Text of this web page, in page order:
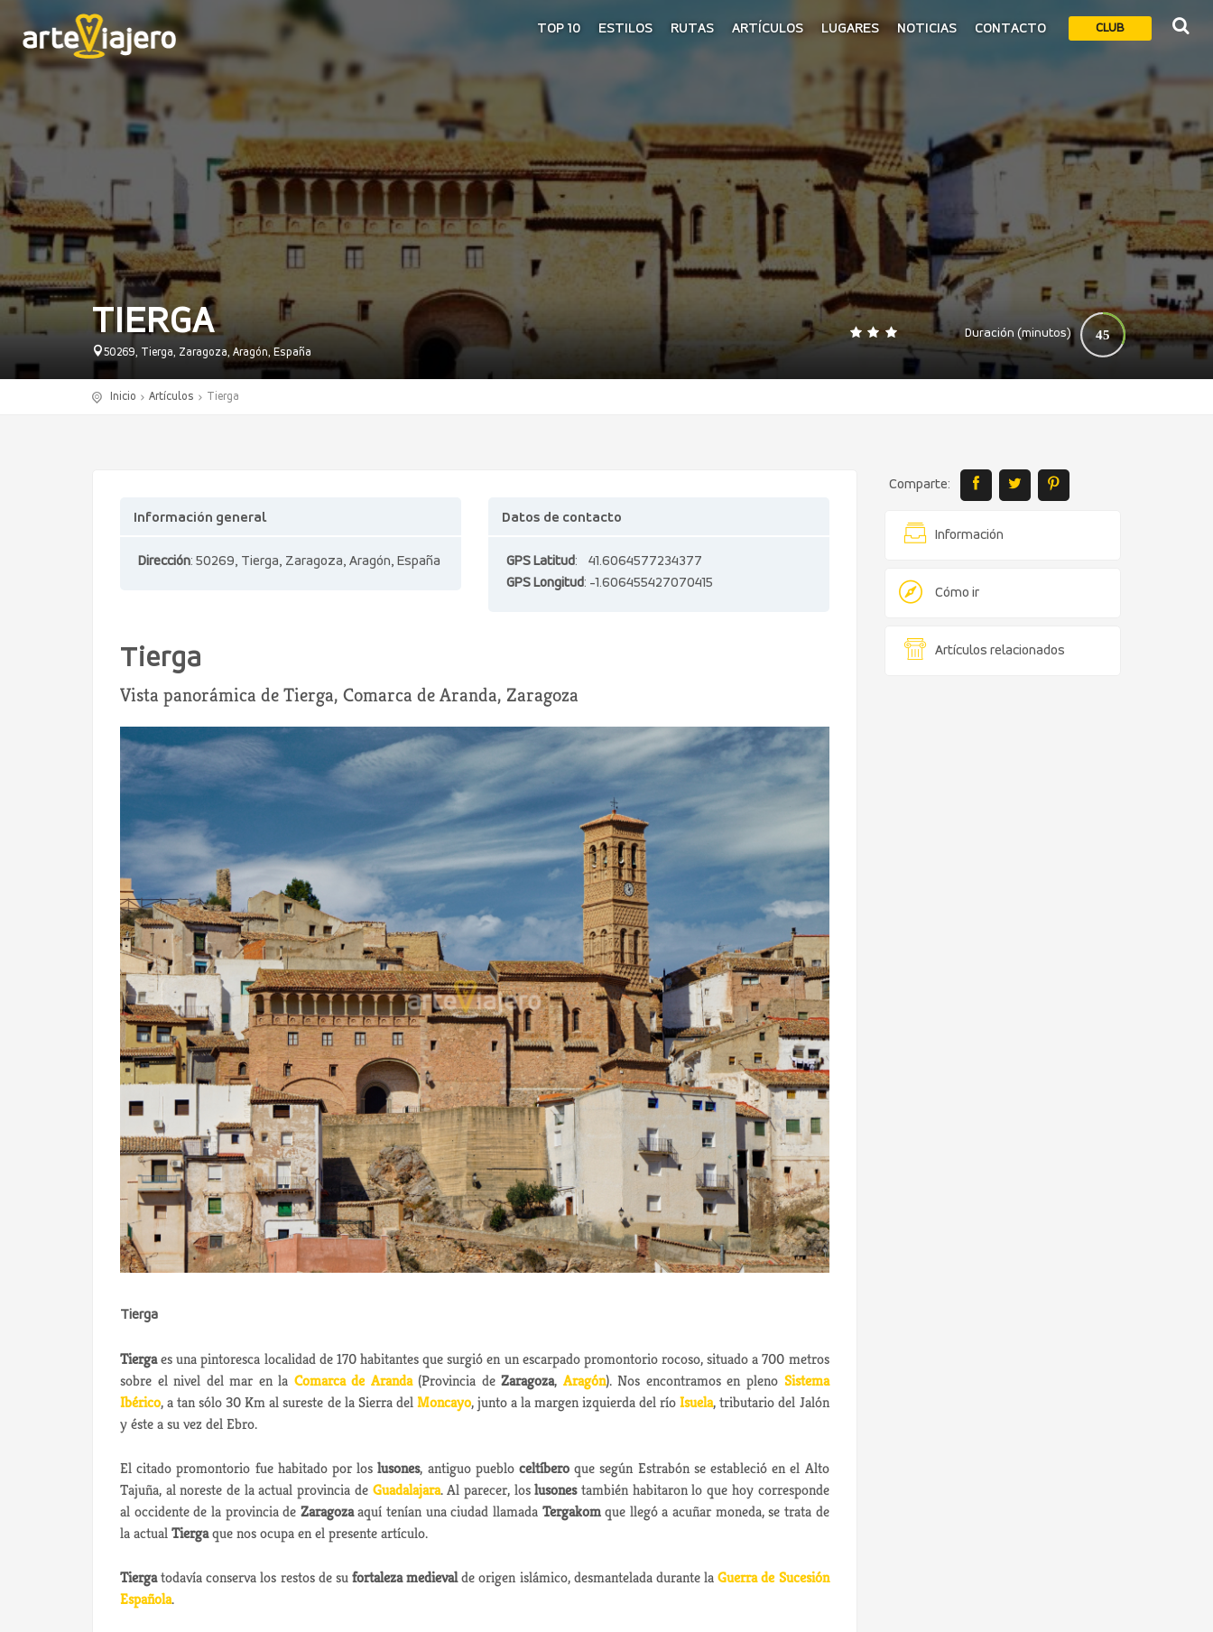
CLUB
TOP 10 ESTILOS RUTAS ARTÍCULOS LUGARES NOTICIAS CONTACTO
TIERGA
50269, Tierga, Zaragoza, Aragón, España
Duración (minutos) 45
0 140
Inicio Artículos Tierga
Comparte:
Información
Cómo ir
Artículos relacionados
Información general
Dirección: 50269, Tierga, Zaragoza, Aragón, España
Datos de contacto
GPS Latitud: 41.6064577234377
GPS Longitud: -1.606455427070415
Tierga
Vista panorámica de Tierga, Comarca de Aranda, Zaragoza
Tierga
Tiergaes una pintoresca localidad de 170 habitantes que surgió en un escarpado promontorio rocoso, situado a 700 metros
sobre el nivel del mar en la Comarca de Aranda(Provincia deZaragoza, Aragón). Nos encontramos en pleno Sistema
Ibérico, a tan sólo 30 Km al sureste de la Sierra delMoncayo, junto a la margen izquierda del ríoIsuela, tributario del Jalón
y éste a su vez del Ebro.
El citado promontorio fue habitado por loslusones, antiguo pueblo celtíberoque según Estrabón se estableció en el Alto
Tajuña, al noreste de la actual provincia de Guadalajara. Al parecer, loslusonestambién habitaron lo que hoy corresponde
al occidente de la provincia de Zaragozaaquí tenían una ciudad llamada Tergakomque llegó a acuñar moneda, se trata de
la actualTiergaque nos ocupa en el presente artículo.
Tiergatodavía conserva los restos de sufortaleza medievalde origen islámico, desmantelada durante laGuerra de Sucesión
Española.